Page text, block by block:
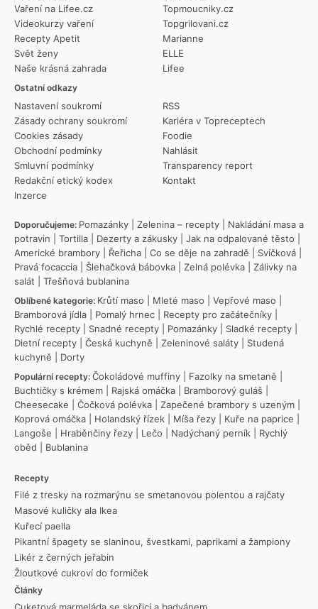
Vaření na Lifee.cz
Videokurzy vaření
Recepty Apetit
Svět ženy
Naše krásná zahrada
Ostatní odkazy
Nastavení soukromí
Zásady ochrany soukromí
Cookies zásady
Obchodní podmínky
Smluvní podmínky
Redakční etický kodex
Inzerce
RSS
Kariéra v Topreceptech
Foodie
Nahlásit
Transparency report
Kontakt
Topmoucniky.cz
Topgrilovani.cz
Marianne
ELLE
Lifee
Doporučujeme: Pomazánky Zelenina – recepty
Nakládání masa a
potravin
Tortilla Dezerty a zákusky Jak na odpalované těsto
Americké brambory
Řeřicha Co se děje na zahradě Svíčková
Pravá focaccia
Šlehačková bábovka Zelná polévka
Zálivky na
salát
Třešňová bublanina
Oblíbené kategorie: Krůtí maso Mleté maso Vepřové maso
Bramborová jídla
Pomalý hrnec Recepty pro začátečníky
Rychlé recepty
Snadné recepty Pomazánky Sladké recepty
Dietní recepty
Česká kuchyně Zeleninové saláty
Studená
kuchyně
Dorty
Populární recepty: Čokoládové muffiny Fazolky na smetaně
Buchtičky s krémem
Rajská omáčka Bramborový guláš
Cheesecake
Čočková polévka Zapečené brambory s uzeným
Koprová omáčka
Holandský řízek Míša řezy Kuře na paprice
Langoše
Hraběnčiny řezy Lečo Nadýchaný perník
Rychlý
oběd
Bublanina
Recepty
Filé z tresky na rozmarýnu se smetanovou polentou a rajčaty
Masové kuličky ala Ikea
Kuřecí paella
Pikantní špagety se slaninou, švestkami, paprikami a žampiony
Likér z černých jeřabin
Žloutkové cukroví do formiček
Články